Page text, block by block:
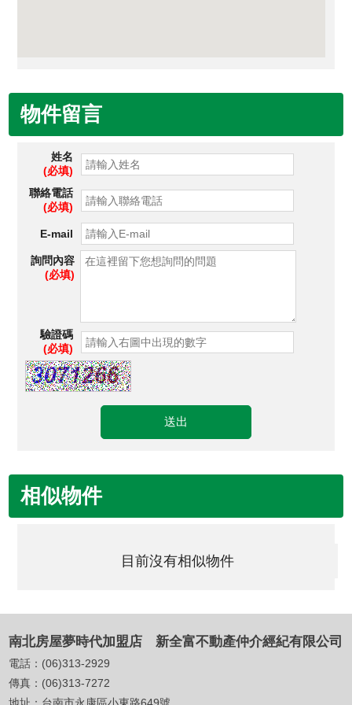
物件留言
姓名
(必填)
聯絡電話
(必填)
E-mail
詢問內容
(必填)
驗證碼
(必填)
相似物件
目前沒有相似物件
南北房屋夢時代加盟店 新全富不動產仲介經紀有限公司
電話： (06)313-2929
傳真： (06)313-7272